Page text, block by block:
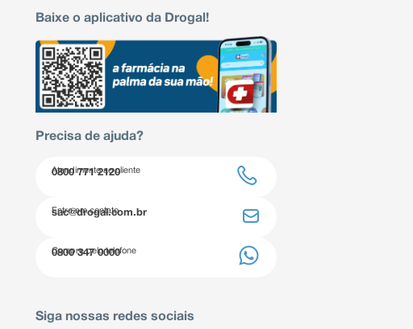
Baixe o aplicativo da Drogal!
Precisa de ajuda?
Atendimento ao cliente
0800 771 2120
Entre em contato
sac@drogal.com.br
Compre pelo telefone
0800 347 0000
Siga nossas redes sociais